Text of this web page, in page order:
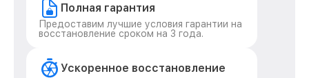
Полная гарантия
Предоставим лучшие условия гарантии на
восстановление сроком на 3 года.
Ускоренное восстановление